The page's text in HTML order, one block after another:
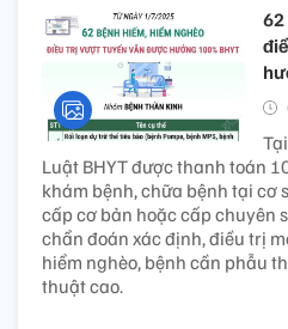
62
Luật BHYT được thanh toán
khám bệnh, chữa bệnh tại cơ
cấp cơ bản hoặc cấp chuyên
chẩn đoán xác định, điều trị
hiểm nghèo, bệnh cần phẫu
thuật cao.